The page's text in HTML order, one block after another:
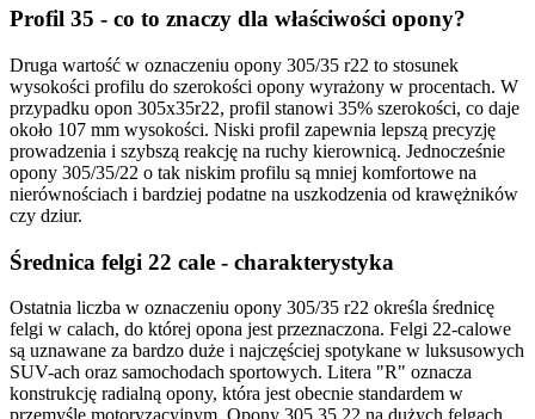
Profil 35 - co to znaczy dla właściwości opony?
Druga wartość w oznaczeniu opony 305/35 r22 to stosunek
wysokości profilu do szerokości opony wyrażony w procentach. W
przypadku opon 305x35r22, profil stanowi 35% szerokości, co daje
około 107 mm wysokości. Niski profil zapewnia lepszą precyzję
prowadzenia i szybszą reakcję na ruchy kierownicą. Jednocześnie
opony 305/35/22 o tak niskim profilu są mniej komfortowe na
nierównościach i bardziej podatne na uszkodzenia od krawężników
czy dziur.
Średnica felgi 22 cale - charakterystyka
Ostatnia liczba w oznaczeniu opony 305/35 r22 określa średnicę
felgi w calach, do której opona jest przeznaczona. Felgi 22-calowe
są uznawane za bardzo duże i najczęściej spotykane w luksusowych
SUV-ach oraz samochodach sportowych. Litera "R" oznacza
konstrukcję radialną opony, która jest obecnie standardem w